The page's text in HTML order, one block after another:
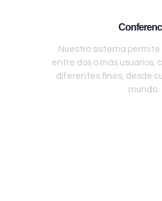
Nuestro sistema
entre dos o más usuarios,
diferentes fines, desde
mundo.